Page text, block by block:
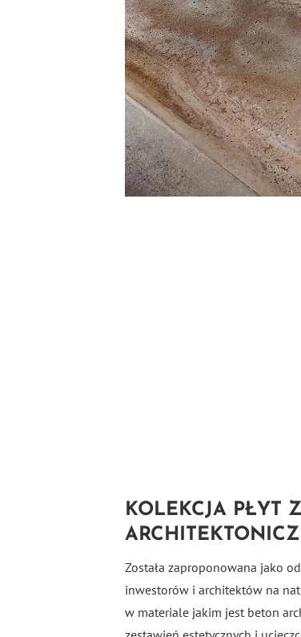
KOLEKCJA PŁYT
Została zaproponowana jako
inwestorów i architektów na
w materiale jakim jest beton